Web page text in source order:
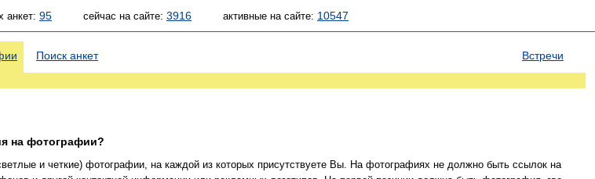
анкет: 95 сейчас на сайте: 3916 активные на сайте: 10547
Поиск анкет Встречи
на фотографии?
и четкие) фотографии, на каждой из которых присутствуете Вы. На фотографиях не должно быть ссылок на